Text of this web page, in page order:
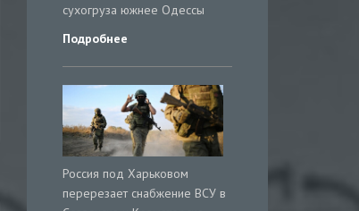
сухогруза южнее Одессы
Подробнее
Россия под Харьковом
перерезает снабжение ВСУ в